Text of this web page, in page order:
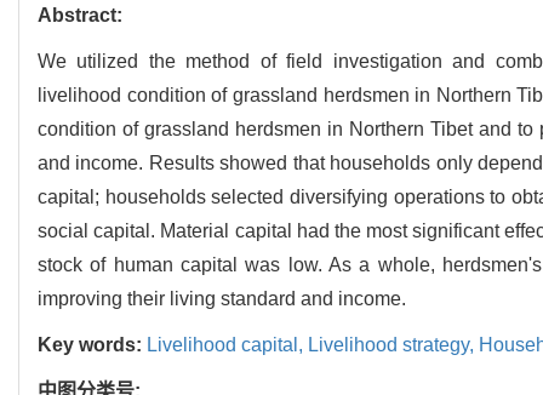
Abstract:
We utilized the method of field investigation and
livelihood condition of grassland herdsmen in Northern
condition of grassland herdsmen in Northern Tibet and
and income. Results showed that households only
capital; households selected diversifying operations to
social capital. Material capital had the most significant
stock of human capital was low. As a whole,
improving their living standard and income.
Key words: Livelihood capital, Livelihood strategy,
中图分类号: